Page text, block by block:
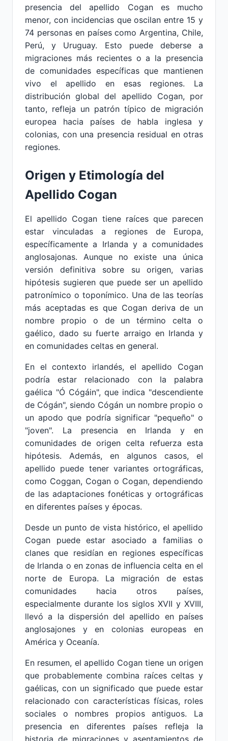
presencia del apellido Cogan es mucho
menor, con incidencias que oscilan entre 15 y
74 personas en países como Argentina, Chile,
Perú, y Uruguay. Esto puede deberse a
migraciones más recientes o a la presencia
de comunidades específicas que mantienen
vivo el apellido en esas regiones. La
distribución global del apellido Cogan, por
tanto, refleja un patrón típico de migración
europea hacia países de habla inglesa y
colonias, con una presencia residual en otras
regiones.
Origen y Etimología del
Apellido Cogan
El apellido Cogan tiene raíces que parecen
estar vinculadas a regiones de Europa,
específicamente a Irlanda y a comunidades
anglosajonas. Aunque no existe una única
versión definitiva sobre su origen, varias
hipótesis sugieren que puede ser un apellido
patronímico o toponímico. Una de las teorías
más aceptadas es que Cogan deriva de un
nombre propio o de un término celta o
gaélico, dado su fuerte arraigo en Irlanda y
en comunidades celtas en general.
En el contexto irlandés, el apellido Cogan
podría estar relacionado con la palabra
gaélica "Ó Cógáin", que indica "descendiente
de Cógán", siendo Cógán un nombre propio o
un apodo que podría significar "pequeño" o
"joven". La presencia en Irlanda y en
comunidades de origen celta refuerza esta
hipótesis. Además, en algunos casos, el
apellido puede tener variantes ortográficas,
como Coggan, Cogan o Cogan, dependiendo
de las adaptaciones fonéticas y ortográficas
en diferentes países y épocas.
Desde un punto de vista histórico, el apellido
Cogan puede estar asociado a familias o
clanes que residían en regiones específicas
de Irlanda o en zonas de influencia celta en el
norte de Europa. La migración de estas
comunidades hacia otros países,
especialmente durante los siglos XVII y XVIII,
llevó a la dispersión del apellido en países
anglosajones y en colonias europeas en
América y Oceanía.
En resumen, el apellido Cogan tiene un origen
que probablemente combina raíces celtas y
gaélicas, con un significado que puede estar
relacionado con características físicas, roles
sociales o nombres propios antiguos. La
presencia en diferentes países refleja la
historia de migraciones y asentamientos de